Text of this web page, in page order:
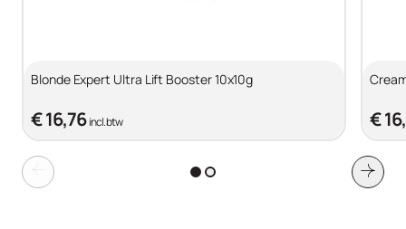
Blonde Expert Ultra Lift Booster 10x10g
€ 16,76incl. btw €